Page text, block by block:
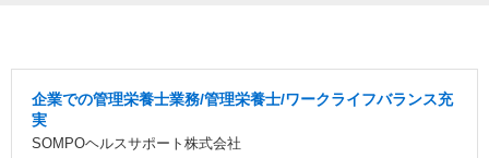
企業での管理栄養士業務/管理栄養士/ワークライフバランス充
実
SOMPOヘルスサポート株式会社